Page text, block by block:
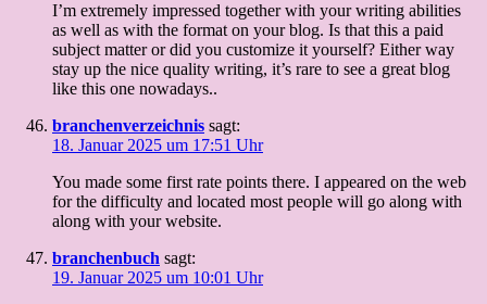
I’m extremely impressed together with your writing abilities
as well as with the format on your blog. Is that this a paid
subject matter or did you customize it yourself? Either way
stay up the nice quality writing, it’s rare to see a great blog
like this one nowadays..
branchenverzeichnis sagt:
18. Januar 2025 um 17:51 Uhr
You made some first rate points there. I appeared on the web
for the difficulty and located most people will go along with
along with your website.
branchenbuch sagt:
19. Januar 2025 um 10:01 Uhr